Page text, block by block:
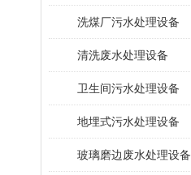
洗煤厂污水处理设备
清洗废水处理设备
卫生间污水处理设备
地埋式污水处理设备
玻璃磨边废水处理设备